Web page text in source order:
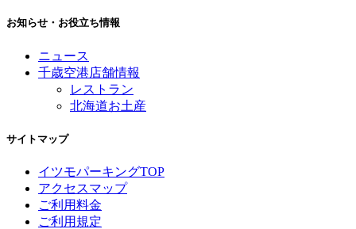
お知らせ・お役立ち情報
ニュース
千歳空港店舗情報
レストラン
北海道お土産
サイトマップ
イツモパーキングTOP
アクセスマップ
ご利用料金
ご利用規定